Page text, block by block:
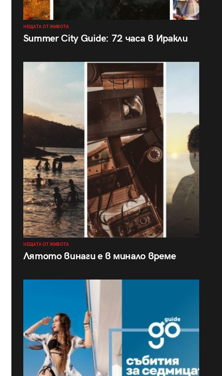
НЕЩАТА ОТ ЖИВОТА
Summer City Guide: 72 часа в Иракли
НЕЩАТА ОТ ЖИВОТА
Лятото винаги е в минало време